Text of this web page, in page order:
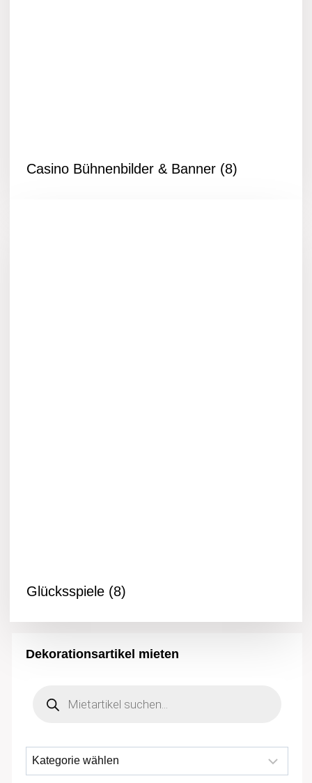
Casino Bühnenbilder & Banner (8)
Glücksspiele (8)
Dekorationsartikel mieten
search